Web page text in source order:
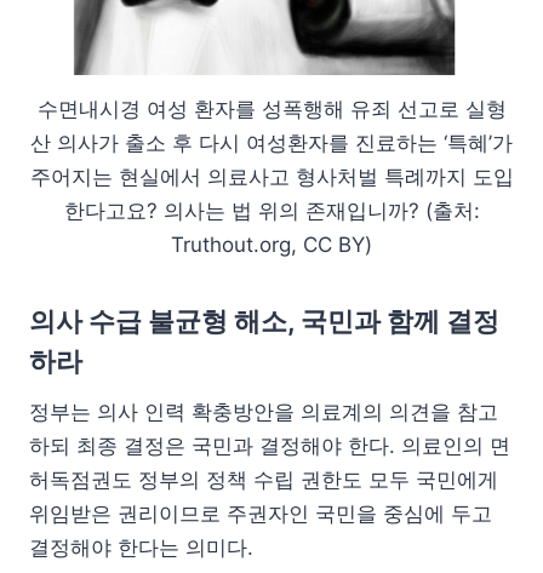
수면내시경 여성 환자를 성폭행해 유죄 선고로 실형
산 의사가 출소 후 다시 여성환자를 진료하는 ‘특혜’가
주어지는 현실에서 의료사고 형사처벌 특례까지 도입
한다고요? 의사는 법 위의 존재입니까? (출처:
Truthout.org, CC BY)
의사 수급 불균형 해소, 국민과 함께 결정
하라
정부는 의사 인력 확충방안을 의료계의 의견을 참고
하되 최종 결정은 국민과 결정해야 한다. 의료인의 면
허독점권도 정부의 정책 수립 권한도 모두 국민에게
위임받은 권리이므로 주권자인 국민을 중심에 두고
결정해야 한다는 의미다.